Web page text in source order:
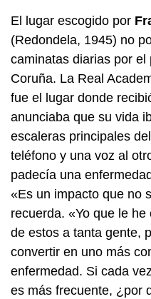
El lugar escogido por
(Redondela, 1945) no
caminatas diarias por el
Coruña. La Real
fue el lugar donde
anunciaba que su vida
escaleras principales
teléfono y una voz al
padecía una
«Es un impacto que no
recuerda. «Yo que le
de estos a tanta gente,
convertir en uno más
enfermedad. Si cada
es más frecuente, ¿por